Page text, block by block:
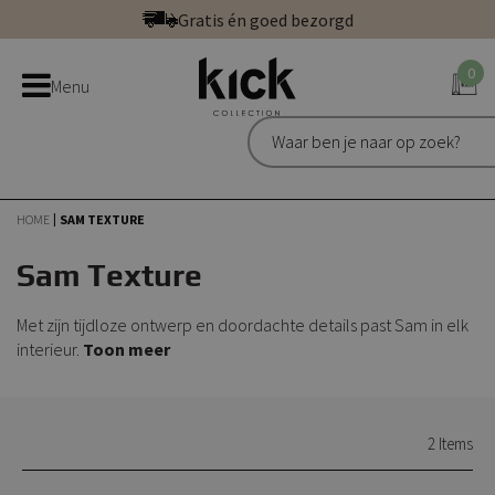
direct
naar
Gratis én goed bezorgd
Bestel bij de officiële Kick webshop
Uitstekend | 300+ reviews
Gratis én goed bezorgd
Menu
0
HOME SAM TEXTURE
Sam Texture
Met zijn tijdloze ontwerp en doordachte details past Sam in elk
interieur. Toon meer
2 Items